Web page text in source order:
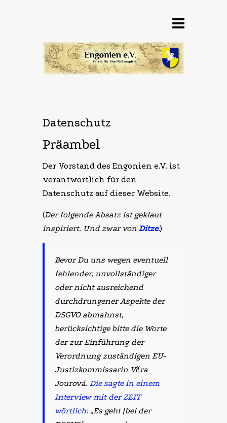
Datenschutz
Präambel
Der Vorstand des Engonien e.V. ist
verantwortlich für den
Datenschutz auf dieser Website.
(Der folgende Absatz istgeklaut
inspiriert. Und zwar von Ditze.)
Bevor Du uns wegen eventuell
fehlender, unvollständiger
oder nicht ausreichend
durchdrungener Aspekte der
DSGVO abmahnst,
berücksichtige bitte die Worte
der zur Einführung der
Verordnung zuständigen EU-
Justizkommissarin Věra
Jourová. Die sagte in einem
Interview mit der ZEIT
wörtlich: „Es geht [bei der